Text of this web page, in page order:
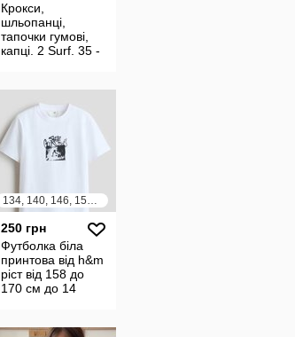
Крокси,
шльопанці,
тапочки гумові,
капці. 2 Surf. 35 -
134, 140, 146, 152, 158, 164
250 грн
Футболка біла
принтова від h&m
ріст від 158 до
170 см до 14